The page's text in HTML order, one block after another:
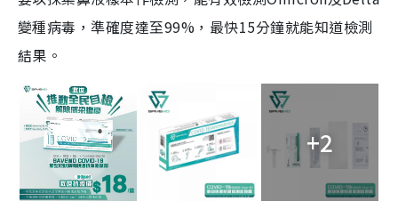
變種病毒，準確度達至99%，最快15分鐘就能知道檢測
結果。
+2